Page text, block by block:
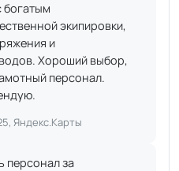
богатым
экипировки,
и
Хороший выбор,
персонал.
Яндекс.Карты
персонал за